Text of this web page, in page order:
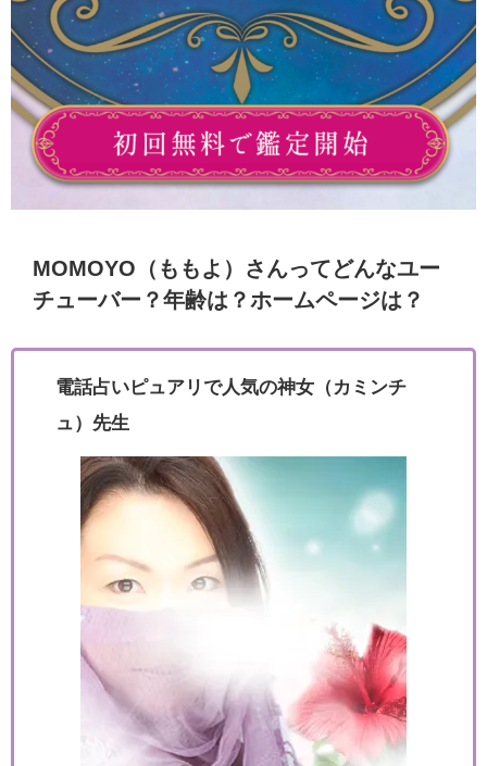
MOMOYO（ももよ）さんってどんなユー
チューバー？年齢は？ホームページは？
電話占いピュアリで人気の神女（カミンチ
ュ）先生